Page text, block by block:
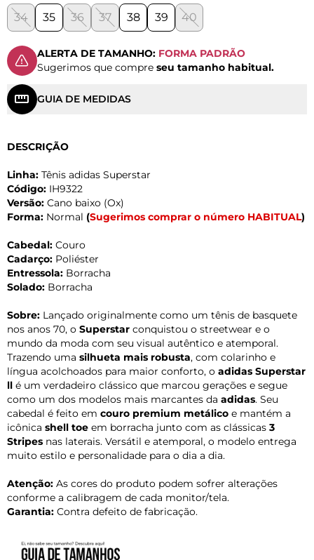
34 35 36 37 38 39 40
ALERTA DE TAMANHO: FORMA PADRÃO
Sugerimos que compre seu tamanho habitual.
GUIA DE MEDIDAS
DESCRIÇÃO
Linha: Tênis adidas Superstar
Código: IH9322
Versão: Cano baixo (Ox)
Forma: Normal (Sugerimos comprar o número HABITUAL)
Cabedal: Couro
Cadarço: Poliéster
Entressola: Borracha
Solado: Borracha
Sobre: Lançado originalmente como um tênis de basquete
nos anos 70, o Superstar conquistou o streetwear e o
mundo da moda com seu visual autêntico e atemporal.
Trazendo uma silhueta mais robusta, com colarinho e
língua acolchoados para maior conforto, o adidas Superstar
ll é um verdadeiro clássico que marcou gerações e segue
como um dos modelos mais marcantes da adidas. Seu
cabedal é feito em couro premium metálico e mantém a
icônica shell toe em borracha junto com as clássicas 3
Stripes nas laterais. Versátil e atemporal, o modelo entrega
muito estilo e personalidade para o dia a dia.
Atenção: As cores do produto podem sofrer alterações
conforme a calibragem de cada monitor/tela.
Garantia: Contra defeito de fabricação.